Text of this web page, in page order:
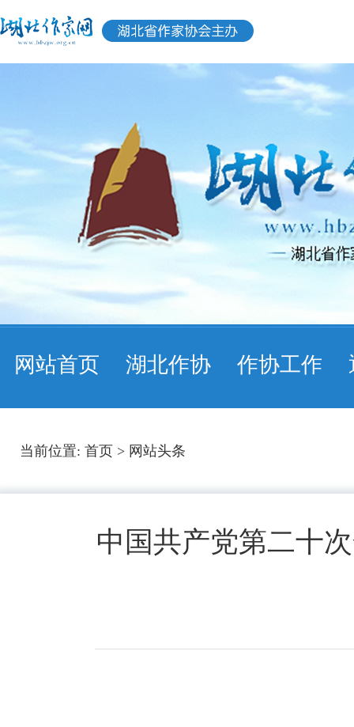
网站首页 湖北作协 作协工作
当前位置: 首页 > 网站头条
中国共产党第二十